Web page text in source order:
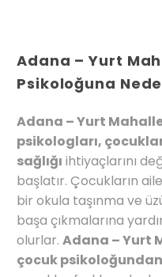
Adana – Yurt
Psikoloğuna
Adana – Yurt
psikologları,
sağlığı ihtiyaçlarını
başlatır. Çocukların
bir okula taşınma ve
başa çıkmalarına
olurlar. Adana – Yurt
çocuk psikoloğundan